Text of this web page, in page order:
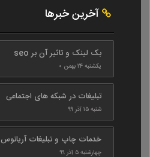
آخرین خبرها
بک لینک و تاثیر آن بر seo
یکشنبه ۲۴ بهمن ۰
تبلیغات در شبکه های اجتماعی
شنبه ۱۵ آذر ۹۹
خدمات چاپ و تبلیغات آریانوس
چهارشنبه ۵ آذر ۹۹